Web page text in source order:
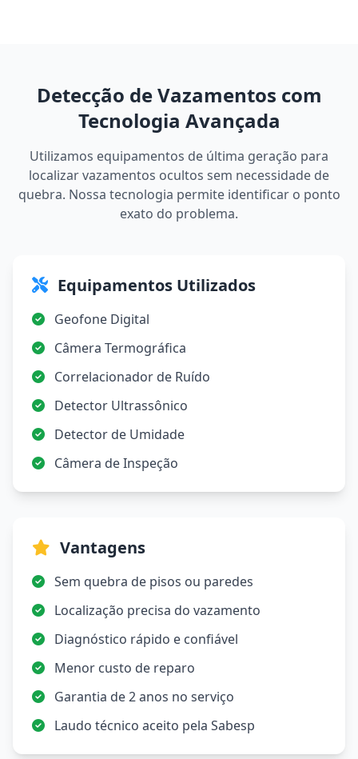
Detecção de Vazamentos com
Tecnologia Avançada
Utilizamos equipamentos de última geração para
localizar vazamentos ocultos sem necessidade de
quebra. Nossa tecnologia permite identificar o ponto
exato do problema.
Equipamentos Utilizados
Geofone Digital
Câmera Termográfica
Correlacionador de Ruído
Detector Ultrassônico
Detector de Umidade
Câmera de Inspeção
Vantagens
Sem quebra de pisos ou paredes
Localização precisa do vazamento
Diagnóstico rápido e confiável
Menor custo de reparo
Garantia de 2 anos no serviço
Laudo técnico aceito pela Sabesp